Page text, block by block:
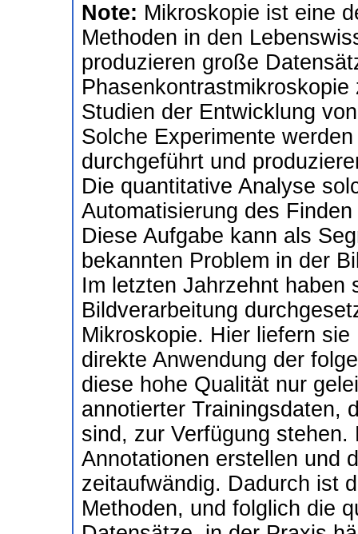
Note: Mikroskopie ist eine
Methoden in den
produzieren große
Studien der Entwicklung
Solche Experimente
durchgeführt und
Die quantitative Analyse
Automatisierung des
Diese Aufgabe kann als
bekannten Problem in der
Im letzten Jahrzehnt haben
Bildverarbeitung
Mikroskopie. Hier liefern
direkte Anwendung der
diese hohe Qualität nur
annotierter Trainingsdaten,
sind, zur Verfügung
Annotationen erstellen und
zeitaufwändig. Dadurch ist
Methoden, und folglich die